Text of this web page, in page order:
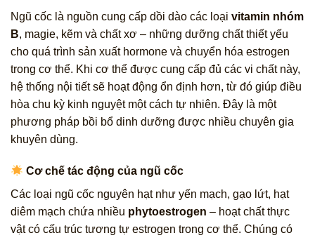
Ngũ cốc là nguồn cung cấp dồi dào các loại vitamin nhóm
B, magie, kẽm và chất xơ – những dưỡng chất thiết yếu
cho quá trình sản xuất hormone và chuyển hóa estrogen
trong cơ thể. Khi cơ thể được cung cấp đủ các vi chất này,
hệ thống nội tiết sẽ hoạt động ổn định hơn, từ đó giúp điều
hòa chu kỳ kinh nguyệt một cách tự nhiên. Đây là một
phương pháp bồi bổ dinh dưỡng được nhiều chuyên gia
khuyên dùng.
Cơ chế tác động của ngũ cốc
Các loại ngũ cốc nguyên hạt như yến mạch, gạo lứt, hạt
diêm mạch chứa nhiều phytoestrogen – hoạt chất thực
vật có cấu trúc tương tự estrogen trong cơ thể. Chúng có